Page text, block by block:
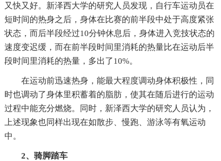
又快又好。新泽西大学的研究人员发现，自行车运动员在
短时间的热身之后，身体在比赛的前半段中处于高度紧张
状态，而后半段经过10分钟休息后，身体进入竞技状态的
速度变迟缓，而在前半段时间里消耗的热量比在运动后半
段时间里消耗的热量，多出了10%。
在运动前迅速热身，能最大程度调动身体积极性，同
时也调动了身体里积蓄着的脂肪，使其在随后进行的运动
过程中能充分燃烧。同时，新泽西大学的研究人员认为，
上述现象也同样出现在如散步、慢跑、游泳等有氧运动
中。
2、骑脚踏车